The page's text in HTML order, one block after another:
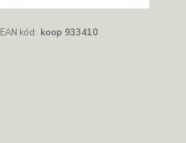
EAN kód: koop 933410